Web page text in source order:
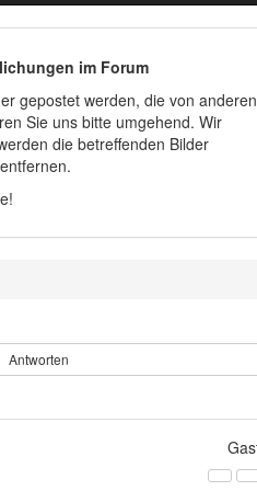
im Forum
gepostet werden, die von anderen
Sie uns bitte umgehend. Wir
die betreffenden Bilder
Antworten